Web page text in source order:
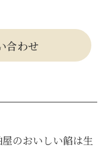
合わせ
のおいしい餡は生